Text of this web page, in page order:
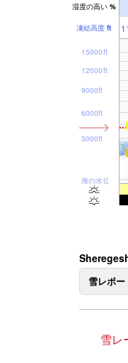
湿度の高い %
凍結高度 ft
海の水位
3000ft
6000ft
9000ft
12000ft
15000ft
雪レポー
雪レ